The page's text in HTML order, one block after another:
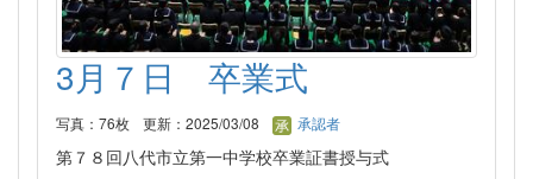
3月７日 卒業式
写真：76枚 更新：2025/03/08 承認者
第７８回八代市立第一中学校卒業証書授与式